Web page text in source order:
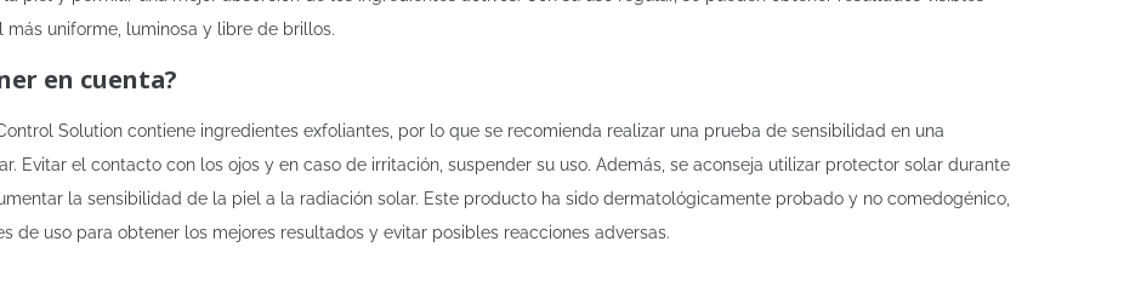
uniforme, luminosa y libre de brillos.
en cuenta?
Solution contiene ingredientes exfoliantes, por lo que se recomienda realizar una prueba de sensibilidad en una
Evitar el contacto con los ojos y en caso de irritación, suspender su uso. Además, se aconseja utilizar protector solar durante
la sensibilidad de la piel a la radiación solar. Este producto ha sido dermatológicamente probado y no comedogénico,
de uso para obtener los mejores resultados y evitar posibles reacciones adversas.